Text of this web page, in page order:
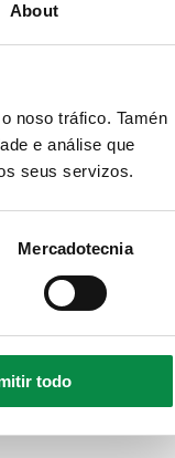
About
noso tráfico. Tamén
e análise que
seus servizos.
Mercadotecnia
todo
Hemeroteca